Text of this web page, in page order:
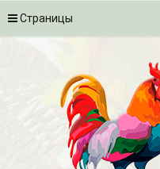
Страницы